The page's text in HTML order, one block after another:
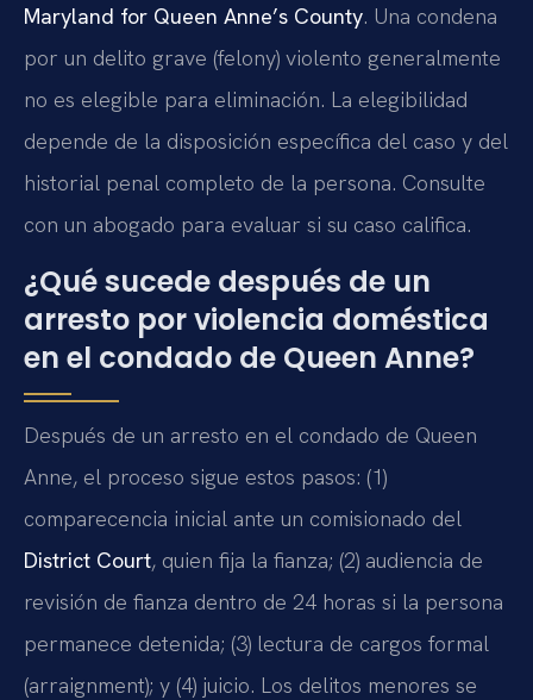
Maryland for Queen Anne’s County. Una condena
por un delito grave (felony) violento generalmente
no es elegible para eliminación. La elegibilidad
depende de la disposición específica del caso y del
historial penal completo de la persona. Consulte
con un abogado para evaluar si su caso califica.
¿Qué sucede después de un
arresto por violencia doméstica
en el condado de Queen Anne?
Después de un arresto en el condado de Queen
Anne, el proceso sigue estos pasos: (1)
comparecencia inicial ante un comisionado del
District Court, quien fija la fianza; (2) audiencia de
revisión de fianza dentro de 24 horas si la persona
permanece detenida; (3) lectura de cargos formal
(arraignment); y (4) juicio. Los delitos menores se